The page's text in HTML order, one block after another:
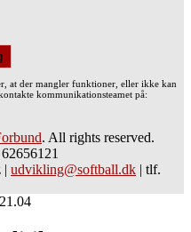
at der mangler funktioner, eller ikke kan
kommunikationsteamet på:
. All rights reserved.
| udvikling@softball.dk | tlf.